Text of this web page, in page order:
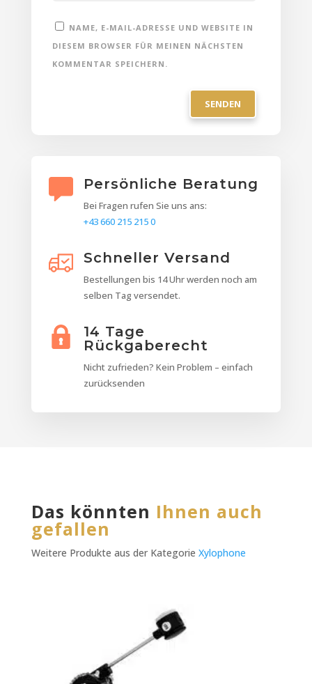
NAME, E-MAIL-ADRESSE UND WEBSITE IN
DIESEM BROWSER FÜR MEINEN NÄCHSTEN
KOMMENTAR SPEICHERN.
Persönliche Beratung
Bei Fragen rufen Sie uns ans:
+43 660 215 215 0
Schneller Versand
Bestellungen bis 14 Uhr werden noch am
selben Tag versendet.
14 Tage
Rückgaberecht
Nicht zufrieden? Kein Problem – einfach
zurücksenden
Das könnten Ihnen auch
gefallen
Weitere Produkte aus der Kategorie Xylophone